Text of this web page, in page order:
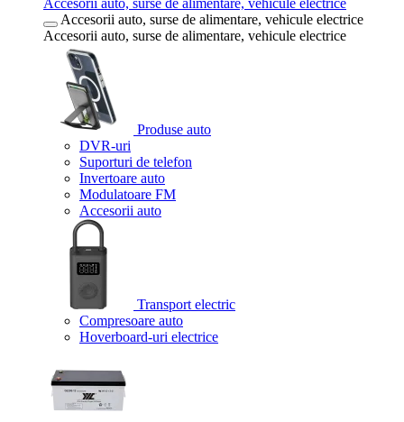
Accesorii auto, surse de alimentare, vehicule electrice
Accesorii auto, surse de alimentare, vehicule electrice
Accesorii auto, surse de alimentare, vehicule electrice
Produse auto
DVR-uri
Suporturi de telefon
Invertoare auto
Modulatoare FM
Accesorii auto
Transport electric
Compresoare auto
Hoverboard-uri electrice